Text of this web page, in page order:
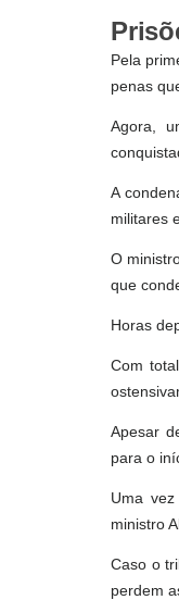
Pela
penas
Agora,
A
militares
O
que
Horas
Com
Apesar
para o
Uma
ministro
Caso o
perdem